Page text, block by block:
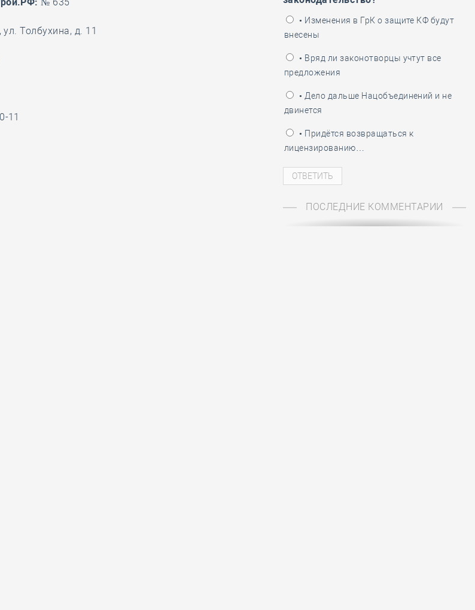
Толбухина, д. 11
11
• Изменения в ГрК о защите КФ будут
внесены
• Вряд ли законотворцы учтут все
предложения
• Дело дальше Нацобъединений и не
двинется
• Придётся возвращаться к
лицензированию…
ПОСЛЕДНИЕ КОММЕНТАРИИ